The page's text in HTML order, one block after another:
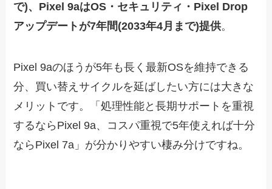
で)、Pixel 9aはOS・セキュリティ・Pixel Drop
アップデートが7年間(2033年4月まで)提供。
Pixel 9aのほうが5年も長く最新OSを維持できる
分、買い替えサイクルを延ばしたい方には大きな
メリットです。「処理性能と長期サポートを重視
するならPixel 9a、コスパ重視で5年使えれば十分
ならPixel 7a」が分かりやすい棲み分けですね。